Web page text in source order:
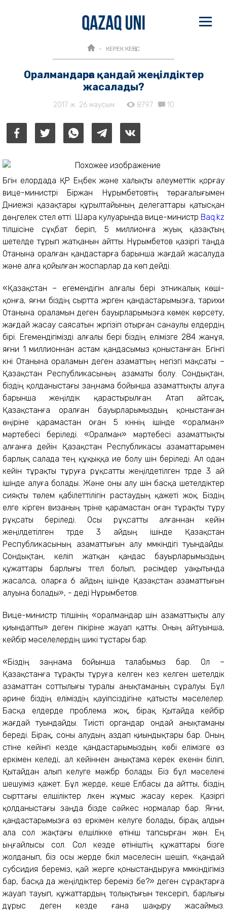
КЕРЕК КЕҢЕС
Оралмандарға қандай жеңілдіктер
жасалады?
2017 ж. 26 маусым 8797 10
Бүгін елордада ҚР Еңбек және халықты әлеуметтік қорғау
вице-министрі Біржан Нұрымбетовтің төрағалығымен
Дүниежүзі қазақтары құрылтайының делегаттары қатысқан
дөңгелек үстел өтті. Шара кулуарында вице-министр Baq.kz
тілшісіне сұқбат берiп, 5 миллионға жуық қазақтың
шетелде тұрып жатқанын айтты. Нұрымбетов қазiргi таңда
Отанына оралған қандастарға барынша жағдай жасалуда
және алға қойылған жоспарлар да көп дейдi.
«Қазақстан – егемендігін алғалы бері этникалық көші-
қонға, яғни біздің сыртта жүрген қандастарымызға, тарихи
Отанына ораламын деген бауырларымызға көмек көрсету,
жағдай жасау саясатын жүргізіп отырған санаулы елдердің
бірі. Егемендігімізді алғалы бері біздің елімізге 284 жанұя,
яғни 1 миллионнан астам қандасымыз қоныстанған. Бүгінгі
күні Отанына ораламын деген азаматтың негізгі мақсаты –
Қазақстан Республикасының азаматы болу. Сондықтан,
біздің қолданыстағы заңнама бойынша азаматтықты алуға
барынша жеңілдік қарастырылған. Атап айтсақ,
Қазақстанға оралған бауырларымыздың қоныстанған
өңіріне қарамастан оған 5 күннің ішінде «оралман»
мәртебесі беріледі. «Оралман» мәртебесi азаматтықты
алғанға дейін Қазақстан Республикасы азаматтарымен
барлық салада тең құқыққа ие болу үшін берiледi. Ал одан
кейін тұрақты тұруға рұқсатты жеңілдетілген түрде 3 ай
ішінде алуға болады. Және оны алу үшін басқа шетелдіктер
сияқты төлем қабілеттiлiгiн растаудың қажеті жоқ. Біздің
елге кірген визаның түріне қарамастан оған тұрақты тұру
рұқсаты беріледі. Осы рұқсатты алғаннан кейін
жеңілдетілген түрде 3 айдың ішінде Қазақстан
Республикасының азаматтығын алу мүмкіндігі туындайды.
Сондықтан, келіп жатқан қандас бауырларымыздың
құжаттары барлығы түгел болып, рәсімдер уақытында
жасалса, оларға 6 айдың ішінде Қазақстан азаматтығын
алуына болады», - дедi Нұрымбетов.
Вице-министр тiлшiнiң «оралмандар үшiн азаматтықты алу
қиындапты» деген пiкiрiне жауап қатты. Оның айтуынша,
кейбiр мәселелердiң шикi тұстары бар.
«Біздің заңнама бойынша талабымыз бар. Ол –
Қазақстанға тұрақты тұруға келген кез келген шетелдік
азаматтан соттылығы туралы анықтаманың сұралуы. Бұл
әрине біздің еліміздің қауіпсіздігіне қатысты мәселелер.
Басқа елдерде проблема жоқ, бірақ Қытайда кейбір
жағдай туындайды. Тиісті органдар ондай анықтаманы
береді. Бірақ, соны алудың аздап қиындықтары бар. Оның
үстіне кейінгі кезде қандастарымыздың көбі елiмiзге өз
еркімен келеді, ал кейіннен анықтама керек екенiн біліп,
Қытайдан алып келуге мәжбүр болады. Біз бұл мәселені
шешуіміз қажет. Бұл жерде, кеше Елбасы да айтты, біздің
сырттағы елшіліктер үлкен жұмыс жасау керек. Қазіргі
қолданыстағы заңда бізде сәйкес нормалар бар. Яғни,
қандастарымызға өз еркімен келуге болады, бiрақ алдын
ала сол жақтағы елшілікке өтініш тапсырған жөн. Ең
ыңғайлысы сол. Сол кезде өтініштің құжаттары бізге
жолданып, біз осы жерде бүкіл мәселесін шешіп, «қандай
субсидия береміз, қай жерге қоныстандыруға мүмкіндігіміз
бар, басқа да жеңілдіктер беремiз бе?» деген сұрақтарға
жауап тауып, құжаттардың толықтығын тексеріп, барлығы
дұрыс деген кезде ғана шақыру жасаймыз.